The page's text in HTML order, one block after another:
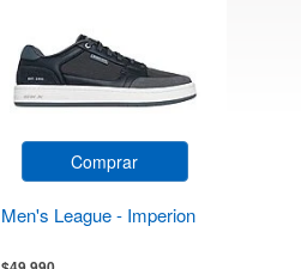
Comprar
Men's League - Imperion